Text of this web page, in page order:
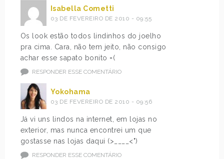
Isabella Cometti
03 DE FEVEREIRO DE 2010 - 09:55
Os look estão todos lindinhos do joelho
pra cima. Cara, não tem jeito, não consigo
achar esse sapato bonito =(
RESPONDER ESSE COMENTÁRIO
Yokohama
03 DE FEVEREIRO DE 2010 - 09:56
Já vi uns lindos na internet, em lojas no
exterior, mas nunca encontrei um que
gostasse nas lojas daqui (>____<")
RESPONDER ESSE COMENTÁRIO